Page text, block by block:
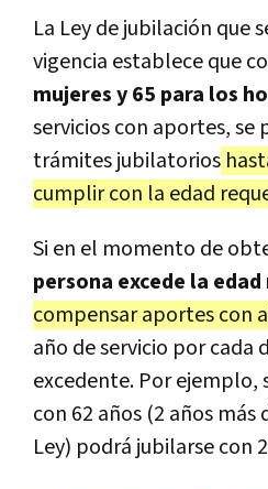
La Ley de jubilación que
vigencia establece que
mujeres y 65 para los
servicios con aportes, se
trámites jubilatorios
cumplir con la edad
Si en el momento de
persona excede la
compensar aportes con
año de servicio por cada
excedente. Por ejemplo,
con 62 años (2 años más
Ley) podrá jubilarse con